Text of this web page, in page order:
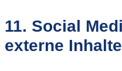
11. Social
externe Inhalte